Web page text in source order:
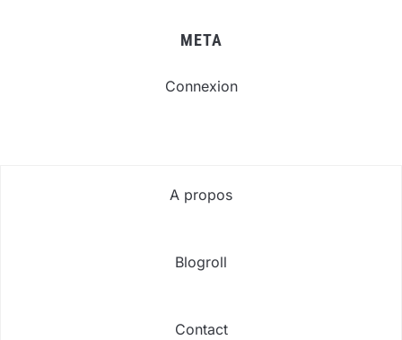
META
Connexion
A propos
Blogroll
Contact